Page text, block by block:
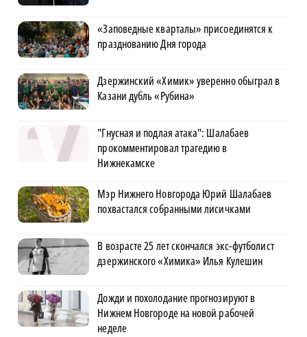
«Заповедные кварталы» присоединятся к
празднованию Дня города
Дзержинский «Химик» уверенно обыграл в
Казани дубль «Рубина»
"Гнусная и подлая атака": Шалабаев
прокомментировал трагедию в
Нижнекамске
Мэр Нижнего Новгорода Юрий Шалабаев
похвастался собранными лисичками
В возрасте 25 лет скончался экс-футболист
дзержинского «Химика» Илья Кулешин
Дожди и похолодание прогнозируют в
Нижнем Новгороде на новой рабочей
неделе